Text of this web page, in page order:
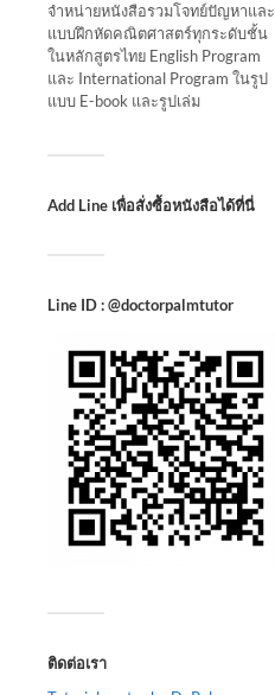
จำหน่ายหนังสือรวมโจทย์ปัญหาและ
แบบฝึกหัดคณิตศาสตร์ทุกระดับชั้น
ในหลักสูตรไทย English Program
และ International Program ในรูป
แบบ E-book และรูปเล่ม
Add Line เพื่อสั่งซื้อหนังสือได้ที่นี่
Line ID : @doctorpalmtutor
ติดต่อเรา